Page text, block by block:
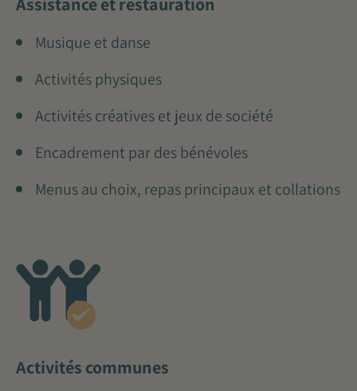
Musique et danse
Activités physiques
Activités créatives et jeux de société
Encadrement par des bénévoles
Menus au choix, repas principaux et collations
Activités communes